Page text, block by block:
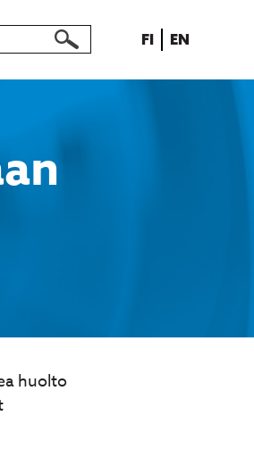
SUOMI
FI ENGLISH
EN
huolto